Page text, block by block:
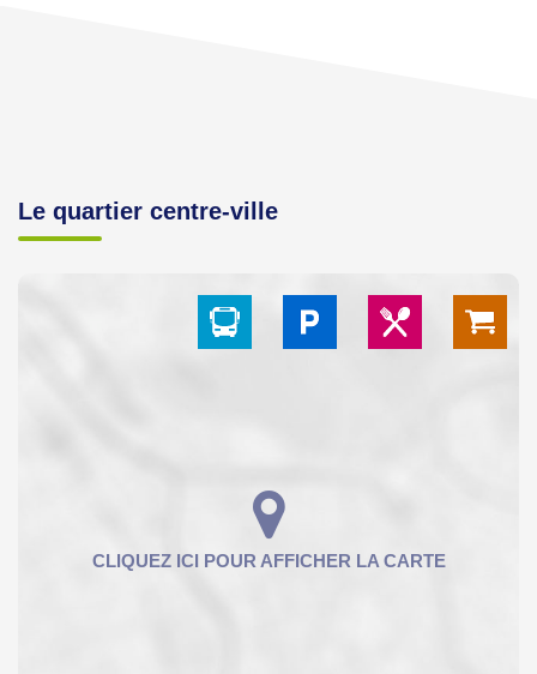
Le quartier centre-ville